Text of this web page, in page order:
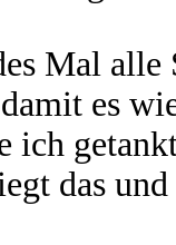
Mal alle
es
ich
das